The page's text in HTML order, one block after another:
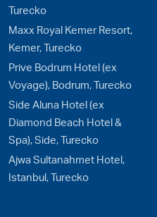
Turecko
Maxx Royal Kemer Resort,
Kemer, Turecko
Prive Bodrum Hotel (ex
Voyage), Bodrum, Turecko
Side Aluna Hotel (ex
Diamond Beach Hotel &
Spa), Side, Turecko
Ajwa Sultanahmet Hotel,
Istanbul, Turecko